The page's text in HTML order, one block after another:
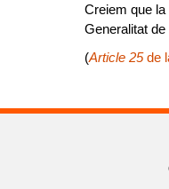
Creiem que
Generalitat
(Article 25de